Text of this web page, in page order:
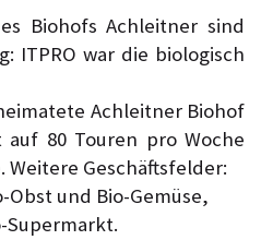
Biohofs Achleitner sind
ITPRO war die biologisch
Achleitner Biohof
80 Touren pro Woche
Geschäftsfelder:
und Bio-Gemüse,
Supermarkt.